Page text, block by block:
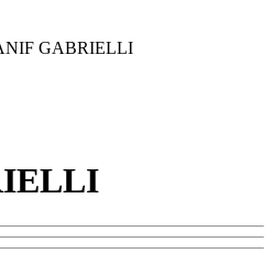
GABRIELLI